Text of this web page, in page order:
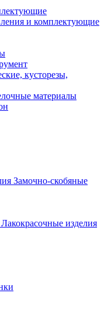
и комплектующие
кусторезы,
материалы
Замочно-скобяные
Лакокрасочные изделия